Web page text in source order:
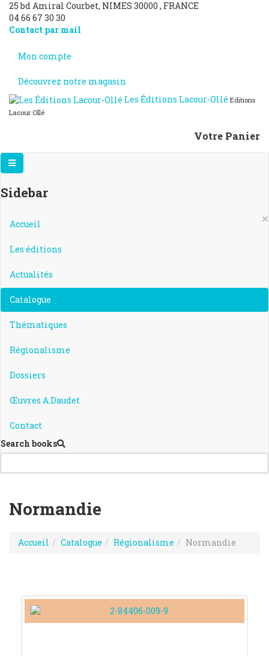
25 bd Amiral Courbet, NIMES 30000 , FRANCE
04 66 67 30 30
Contact par mail
Mon compte
Découvrez notre magasin
Les Éditions Lacour-Ollé Editions
Lacour Ollé
Votre Panier
Sidebar
×
Accueil
Les éditions
Actualités
Catalogue
Thématiques
Régionalisme
Dossiers
Œuvres A.Daudet
Contact
Search books
Normandie
Accueil Catalogue Régionalisme Normandie